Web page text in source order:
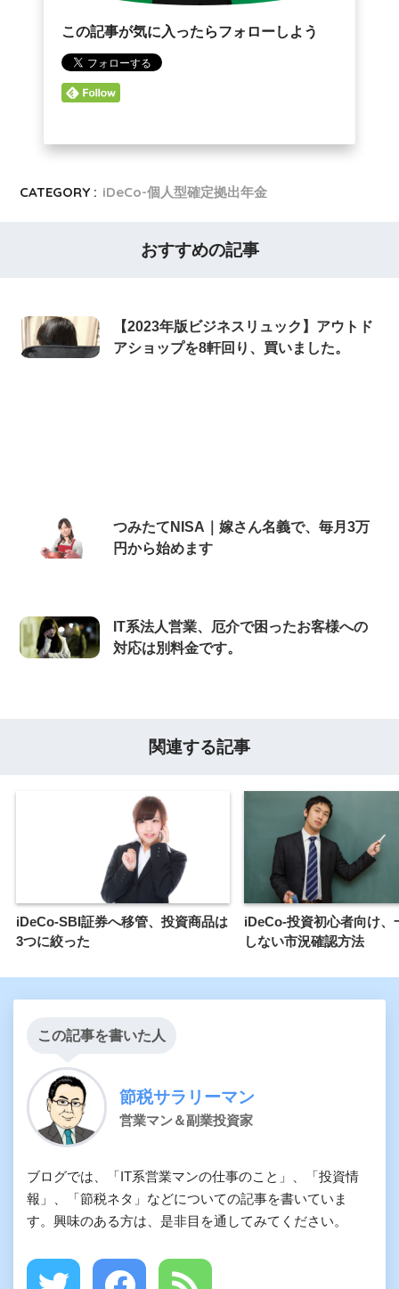
この記事が気に入ったらフォローしよう
CATEGORY : iDeCo-個人型確定拠出年金
おすすめの記事
【2023年版ビジネスリュック】アウトド
アショップを8軒回り、買いました。
つみたてNISA｜嫁さん名義で、毎月3万
円から始めます
IT系法人営業、厄介で困ったお客様への
対応は別料金です。
関連する記事
iDeCo-SBI証券へ移管、投資商品は
3つに絞った
iDeCo-投資初心者向け、
しない市況確認方法
この記事を書いた人
節税サラリーマン
営業マン＆副業投資家
ブログでは、「IT系営業マンの仕事のこと」、「投資情
報」、「節税ネタ」などについての記事を書いていま
す。興味のある方は、是非目を通してみてください。